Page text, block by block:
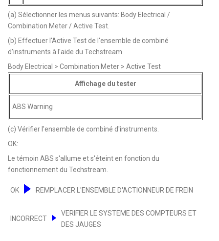
(a) Sélectionner les menus suivants: Body Electrical /
Combination Meter / Active Test.
(b) Effectuer l'Active Test de l'ensemble de combiné
d'instruments à l'aide du Techstream.
Body Electrical > Combination Meter > Active Test
Affichage du tester
ABS Warning
(c) Vérifier l'ensemble de combiné d'instruments.
OK:
Le témoin ABS s'allume et s'éteint en fonction du
fonctionnement du Techstream.
OK REMPLACER L'ENSEMBLE D'ACTIONNEUR DE FREIN
INCORRECT
VERIFIER LE SYSTEME DES COMPTEURS ET
DES JAUGES